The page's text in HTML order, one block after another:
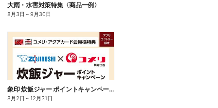
大雨・水害対策特集〈商品一例〉
8月3日 ～9月30日
象印 炊飯ジャー ポイントキャンペーン
8月2日 ～12月31日